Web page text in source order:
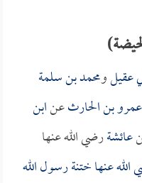
عقيلومحمد بن سلمة
عمرو بن الحارثعنابن
عائشةرضي الله عنها
عنها ختنة رسول الله